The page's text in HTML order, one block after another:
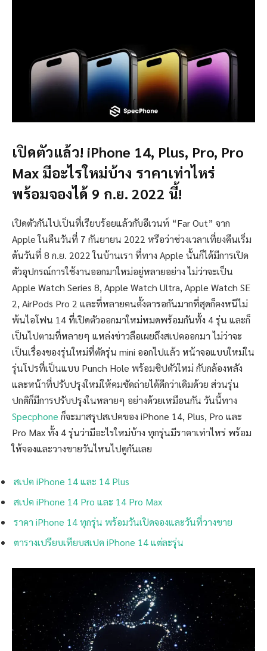
เปิดตัวแล้ว! iPhone 14, Plus, Pro, Pro
Max มีอะไรใหม่บ้าง ราคาเท่าไหร่
พร้อมจองได้ 9 ก.ย. 2022 นี้!
เปิดตัวกันไปเป็นที่เรียบร้อยแล้วกับอีเวนท์ “Far Out” จาก
Apple ในคืนวันที่ 7 กันยายน 2022 หรือว่าช่วงเวลาเที่ยงคืนเริ่ม
ต้นวันที่ 8 ก.ย. 2022 ในบ้านเรา ที่ทาง Apple นั้นก็ได้มีการเปิด
ตัวอุปกรณ์การใช้งานออกมาใหม่อยู่หลายอย่าง ไม่ว่าจะเป็น
Apple Watch Series 8, Apple Watch Ultra, Apple Watch SE
2, AirPods Pro 2 และที่หลายคนตั้งตารอกันมากที่สุดก็คงหนีไม่
พ้นไอโฟน 14 ที่เปิดตัวออกมาใหม่หมดพร้อมกันทั้ง 4 รุ่น และก็
เป็นไปตามที่หลายๆ แหล่งข่าวลือเผยถึงสเปคออกมา ไม่ว่าจะ
เป็นเรื่องของรุ่นใหม่ที่ตัดรุ่น mini ออกไปแล้ว หน้าจอแบบใหม่ใน
รุ่นโปรที่เป็นแบบ Punch Hole พร้อมชิปตัวใหม่ กับกล้องหลัง
และหน้าที่ปรับปรุงใหม่ให้คมชัดถ่ายได้ดีกว่าเดิมด้วย ส่วนรุ่น
ปกติก็มีการปรับปรุงในหลายๆ อย่างด้วยเหมือนกัน วันนี้ทาง
Specphone ก็จะมาสรุปสเปคของ iPhone 14, Plus, Pro และ
Pro Max ทั้ง 4 รุ่นว่ามีอะไรใหม่บ้าง ทุกรุ่นมีราคาเท่าไหร่ พร้อม
ให้จองและวางขายวันไหนไปดูกันเลย
สเปค iPhone 14 และ 14 Plus
สเปค iPhone 14 Pro และ 14 Pro Max
ราคา iPhone 14 ทุกรุ่น พร้อมวันเปิดจองและวันที่วางขาย
ตารางเปรียบเทียบสเปค iPhone 14 แต่ละรุ่น